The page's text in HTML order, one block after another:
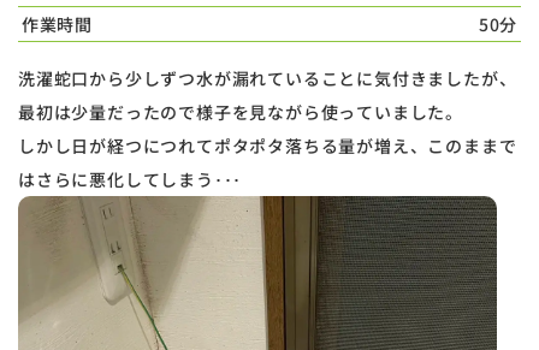
作業時間
50分
洗濯蛇口から少しずつ水が漏れていることに気付きましたが、
最初は少量だったので様子を見ながら使っていました。
しかし日が経つにつれてポタポタ落ちる量が増え、このままで
はさらに悪化してしまう･･･